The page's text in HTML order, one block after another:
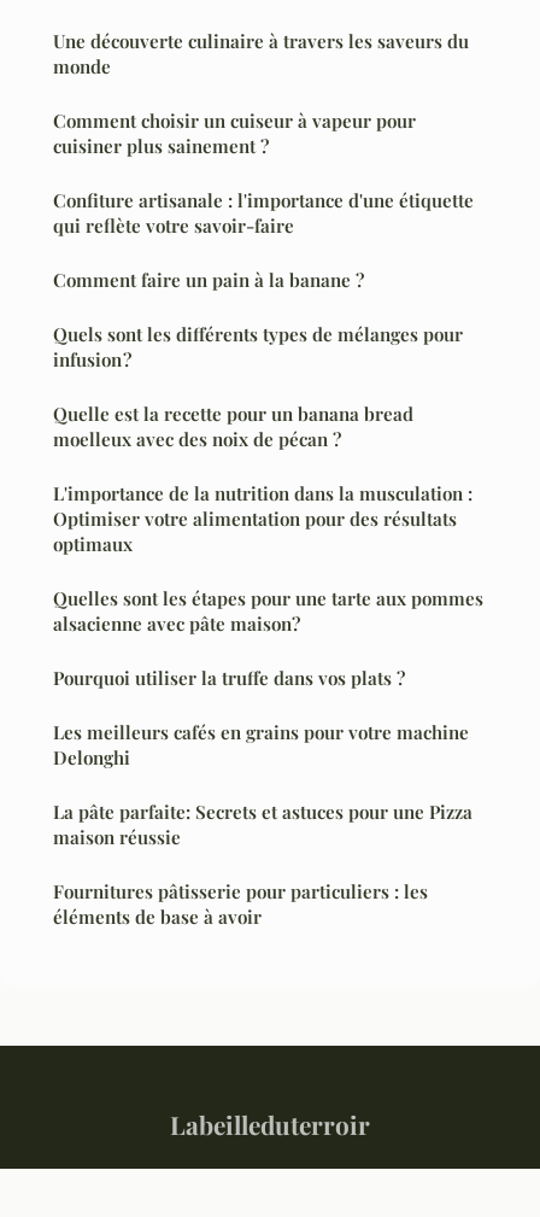
Une découverte culinaire à travers les saveurs du
monde
Comment choisir un cuiseur à vapeur pour
cuisiner plus sainement ?
Confiture artisanale : l'importance d'une étiquette
qui reflète votre savoir-faire
Comment faire un pain à la banane ?
Quels sont les différents types de mélanges pour
infusion ?
Quelle est la recette pour un banana bread
moelleux avec des noix de pécan ?
L'importance de la nutrition dans la musculation :
Optimiser votre alimentation pour des résultats
optimaux
Quelles sont les étapes pour une tarte aux pommes
alsacienne avec pâte maison?
Pourquoi utiliser la truffe dans vos plats ?
Les meilleurs cafés en grains pour votre machine
Delonghi
La pâte parfaite: Secrets et astuces pour une Pizza
maison réussie
Fournitures pâtisserie pour particuliers : les
éléments de base à avoir
Labeilleduterroir